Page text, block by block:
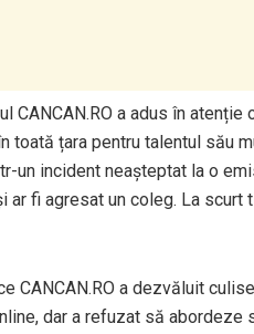
CANCAN.RO a adus în
toată țara pentru talentul său
un incident neașteptat la o
ar fi agresat un coleg. La
CANCAN.RO a dezvăluit
dar a refuzat să